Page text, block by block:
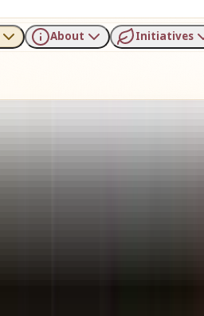
About Initiatives